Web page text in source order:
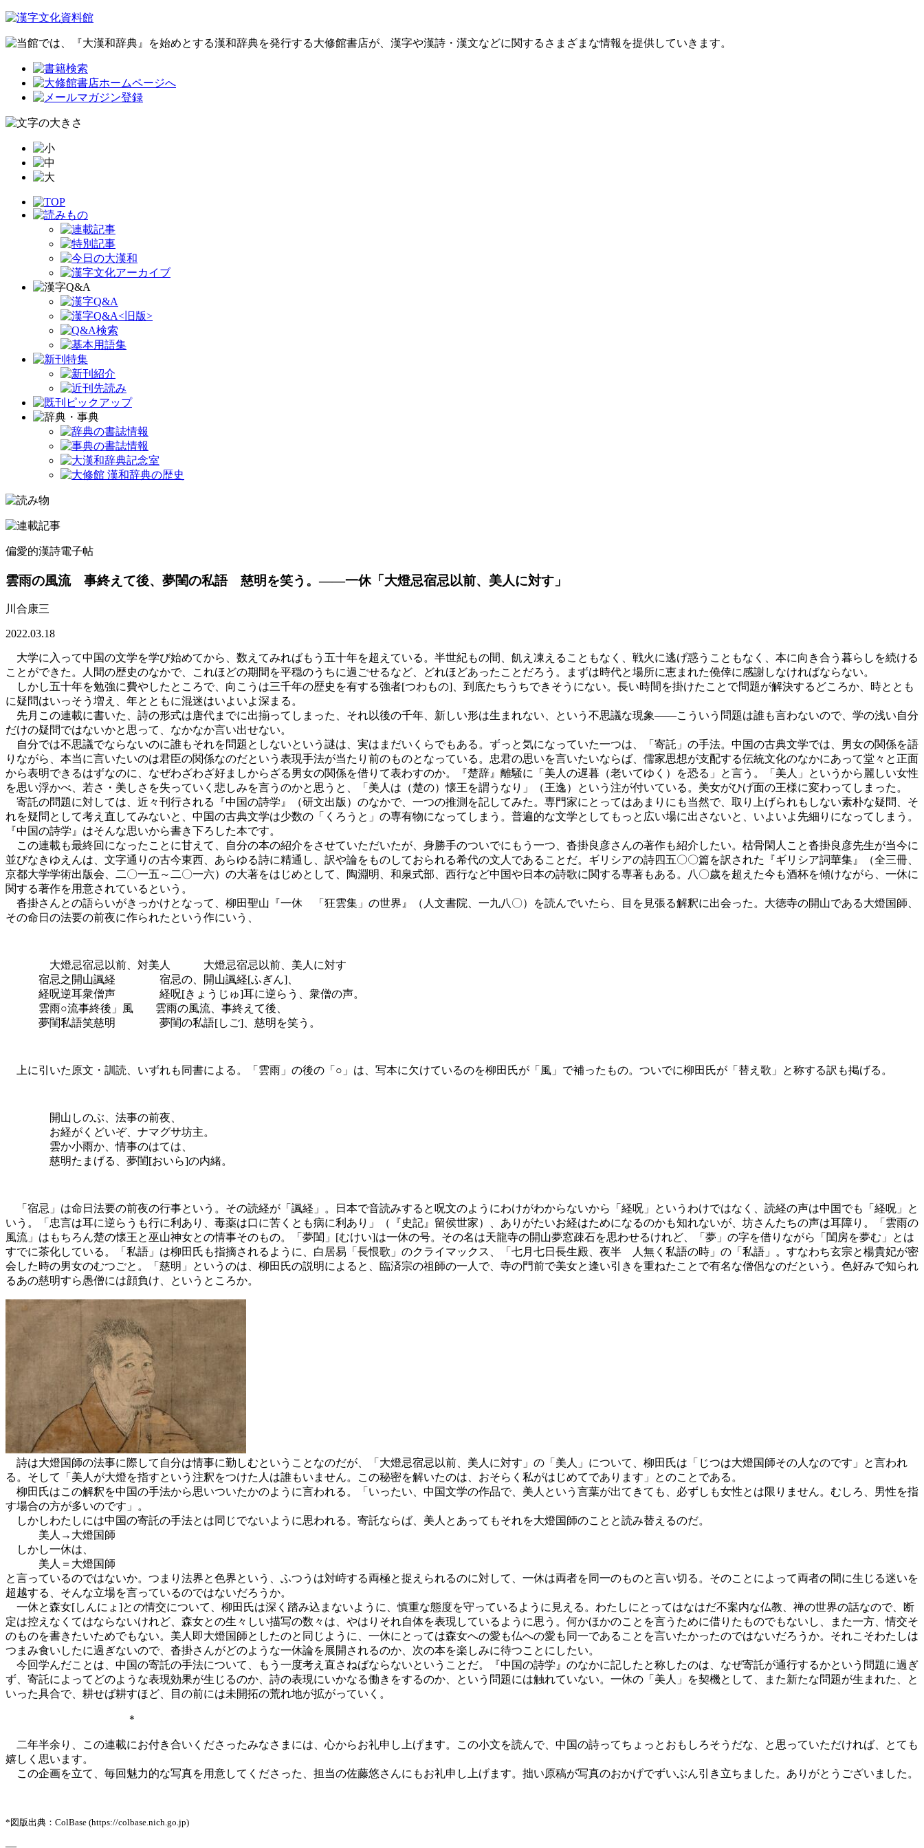
偏愛的漢詩電子帖
雲雨の風流 事終えて後、夢閨の私語 慈明を笑う。――一休「大燈忌宿忌以前、美人に対す」
川合康三
2022.03.18
大学に入って中国の文学を学び始めてから、数えてみればもう五十年を超えている。半世紀もの間、飢え凍えることもなく、戦火に逃げ惑うこともなく、本に向き合う暮らしを続ける
ことができた。人間の歴史のなかで、これほどの期間を平穏のうちに過ごせるなど、どれほどあったことだろう。まずは時代と場所に恵まれた僥倖に感謝しなければならない。
しかし五十年を勉強に費やしたところで、向こうは三千年の歴史を有する強者[つわもの]、到底たちうちできそうにない。長い時間を掛けたことで問題が解決するどころか、時ととも
に疑問はいっそう増え、年とともに混迷はいよいよ深まる。
先月この連載に書いた、詩の形式は唐代までに出揃ってしまった、それ以後の千年、新しい形は生まれない、という不思議な現象――こういう問題は誰も言わないので、学の浅い自分
だけの疑問ではないかと思って、なかなか言い出せない。
自分では不思議でならないのに誰もそれを問題としないという謎は、実はまだいくらでもある。ずっと気になっていた一つは、「寄託」の手法。中国の古典文学では、男女の関係を語
りながら、本当に言いたいのは君臣の関係なのだという表現手法が当たり前のものとなっている。忠君の思いを言いたいならば、儒家思想が支配する伝統文化のなかにあって堂々と正面
から表明できるはずなのに、なぜわざわざ好ましからざる男女の関係を借りて表わすのか。『楚辞』離騒に「美人の遅暮（老いてゆく）を恐る」と言う。「美人」というから麗しい女性
を思い浮かべ、若さ・美しさを失っていく悲しみを言うのかと思うと、「美人は（楚の）懐王を謂うなり」（王逸）という注が付いている。美女がひげ面の王様に変わってしまった。
寄託の問題に対しては、近々刊行される『中国の詩学』（研文出版）のなかで、一つの推測を記してみた。専門家にとってはあまりにも当然で、取り上げられもしない素朴な疑問、そ
れを疑問として考え直してみないと、中国の古典文学は少数の「くろうと」の専有物になってしまう。普遍的な文学としてもっと広い場に出さないと、いよいよ先細りになってしまう。
『中国の詩学』はそんな思いから書き下ろした本です。
この連載も最終回になったことに甘えて、自分の本の紹介をさせていただいたが、身勝手のついでにもう一つ、沓掛良彦さんの著作も紹介したい。枯骨閑人こと沓掛良彦先生が当今に
並びなきゆえんは、文字通りの古今東西、あらゆる詩に精通し、訳や論をものしておられる希代の文人であることだ。ギリシアの詩四五〇〇篇を訳された『ギリシア詞華集』（全三冊、
京都大学学術出版会、二〇一五～二〇一六）の大著をはじめとして、陶淵明、和泉式部、西行など中国や日本の詩歌に関する専著もある。八〇歲を超えた今も酒杯を傾けながら、一休に
関する著作を用意されているという。
沓掛さんとの語らいがきっかけとなって、柳田聖山『一休 「狂雲集」の世界』（人文書院、一九八〇）を読んでいたら、目を見張る解釈に出会った。大徳寺の開山である大燈国師、
その命日の法要の前夜に作られたという作にいう、
大燈忌宿忌以前、対美人 大燈忌宿忌以前、美人に対す
宿忌之開山諷経 宿忌の、開山諷経[ふぎん]、
経呪逆耳衆僧声 経呪[きょうじゅ]耳に逆らう、衆僧の声。
雲雨○流事終後」風 雲雨の風流、事終えて後、
夢閨私語笑慈明 夢閨の私語[しご]、慈明を笑う。
上に引いた原文・訓読、いずれも同書による。「雲雨」の後の「○」は、写本に欠けているのを柳田氏が「風」で補ったもの。ついでに柳田氏が「替え歌」と称する訳も掲げる。
開山しのぶ、法事の前夜、
お経がくどいぞ、ナマグサ坊主。
雲か小雨か、情事のはては、
慈明たまげる、夢閨[おいら]の内緒。
「宿忌」は命日法要の前夜の行事という。その読経が「諷経」。日本で音読みすると呪文のようにわけがわからないから「経呪」というわけではなく、読経の声は中国でも「経呪」と
いう。「忠言は耳に逆らうも行に利あり、毒薬は口に苦くとも病に利あり」（『史記』留侯世家）、ありがたいお経はためになるのかも知れないが、坊さんたちの声は耳障り。「雲雨の
風流」はもちろん楚の懐王と巫山神女との情事そのもの。「夢閨」[むけい]は一休の号。その名は天龍寺の開山夢窓疎石を思わせるけれど、「夢」の字を借りながら「閨房を夢む」とは
すでに茶化している。「私語」は柳田氏も指摘されるように、白居易「長恨歌」のクライマックス、「七月七日長生殿、夜半 人無く私語の時」の「私語」。すなわち玄宗と楊貴妃が密
会した時の男女のむつごと。「慈明」というのは、柳田氏の説明によると、臨済宗の祖師の一人で、寺の門前で美女と逢い引きを重ねたことで有名な僧侶なのだという。色好みで知られ
るあの慈明すら愚僧には顔負け、というところか。
詩は大燈国師の法事に際して自分は情事に勤しむということなのだが、「大燈忌宿忌以前、美人に対す」の「美人」について、柳田氏は「じつは大燈国師その人なのです」と言われ
る。そして「美人が大燈を指すという注釈をつけた人は誰もいません。この秘密を解いたのは、おそらく私がはじめてであります」とのことである。
柳田氏はこの解釈を中国の手法から思いついたかのように言われる。「いったい、中国文学の作品で、美人という言葉が出てきても、必ずしも女性とは限りません。むしろ、男性を指
す場合の方が多いのです」。
しかしわたしには中国の寄託の手法とは同じでないように思われる。寄託ならば、美人とあってもそれを大燈国師のことと読み替えるのだ。
美人→大燈国師
しかし一休は、
美人＝大燈国師
と言っているのではないか。つまり法界と色界という、ふつうは対峙する両極と捉えられるのに対して、一休は両者を同一のものと言い切る。そのことによって両者の間に生じる迷いを
超越する、そんな立場を言っているのではないだろうか。
一休と森女[しんにょ]との情交について、柳田氏は深く踏み込まないように、慎重な態度を守っているように見える。わたしにとってはなはだ不案内な仏教、禅の世界の話なので、断
定は控えなくてはならないけれど、森女との生々しい描写の数々は、やはりそれ自体を表現しているように思う。何かほかのことを言うために借りたものでもないし、また一方、情交そ
のものを書きたいためでもない。美人即大燈国師としたのと同じように、一休にとっては森女への愛も仏への愛も同一であることを言いたかったのではないだろうか。それこそわたしは
つまみ食いしたに過ぎないので、沓掛さんがどのような一休論を展開されるのか、次の本を楽しみに待つことにしたい。
今回学んだことは、中国の寄託の手法について、もう一度考え直さねばならないということだ。『中国の詩学』のなかに記したと称したのは、なぜ寄託が通行するかという問題に過ぎ
ず、寄託によってどのような表現効果が生じるのか、詩の表現にいかなる働きをするのか、という問題には触れていない。一休の「美人」を契機として、また新たな問題が生まれた、と
いった具合で、耕せば耕すほど、目の前には未開拓の荒れ地が拡がっていく。
＊
二年半余り、この連載にお付き合いくださったみなさまには、心からお礼申し上げます。この小文を読んで、中国の詩ってちょっとおもしろそうだな、と思っていただければ、とても
嬉しく思います。
この企画を立て、毎回魅力的な写真を用意してくださった、担当の佐藤悠さんにもお礼申し上げます。拙い原稿が写真のおかげでずいぶん引き立ちました。ありがとうございました。
*図版出典：ColBase (https://colbase.nich.go.jp)